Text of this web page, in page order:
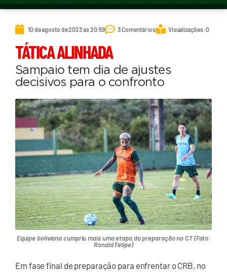
10 de agosto de 2023 às 20:59 3 Comentários Visualizações: 0
TÁTICA ALINHADA
Sampaio tem dia de ajustes
decisivos para o confronto
Equipe boliviana cumpriu mais uma etapa da preparação no CT (Foto:
Ronald Felipe)
Em fase final de preparação para enfrentar o CRB, no